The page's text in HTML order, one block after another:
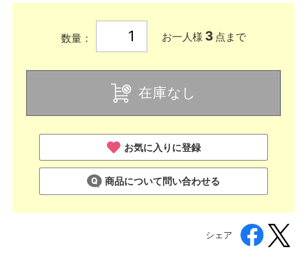
数量： お一人様 3 点まで
在庫なし
お気に入りに登録
商品について問い合わせる
シェア